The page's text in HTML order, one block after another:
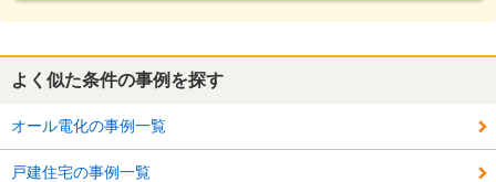
よく似た条件の事例を探す
オール電化の事例一覧
戸建住宅の事例一覧